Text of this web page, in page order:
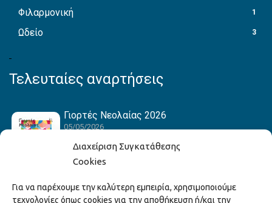
Διαχείριση Συγκατάθεσης
Cookies
Για να παρέχουμε την καλύτερη εμπειρία, χρησιμοποιούμε
τεχνολογίες όπως cookies για την αποθήκευση ή/και την
Φιλαρμονική 1
Ωδείο 3
Τελευταίες αναρτήσεις
Γιορτές Νεολαίας 2026
05/05/2026
Hack the Match: Γνωρίζοντας τα Αμερικανικά
Αθλήματα! Δημιουργώντας το Δικό σου